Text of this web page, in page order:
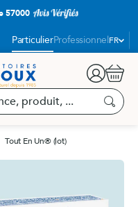
57000
ParticulierProfessionnel
Langue
:FR
Panier
Tout En Un® (lot)